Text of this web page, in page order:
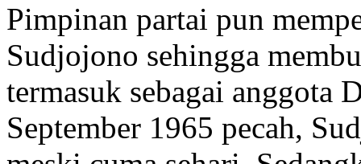
Pimpinan partai pun
Sudjojono sehingga
termasuk sebagai anggota
September 1965 pecah,